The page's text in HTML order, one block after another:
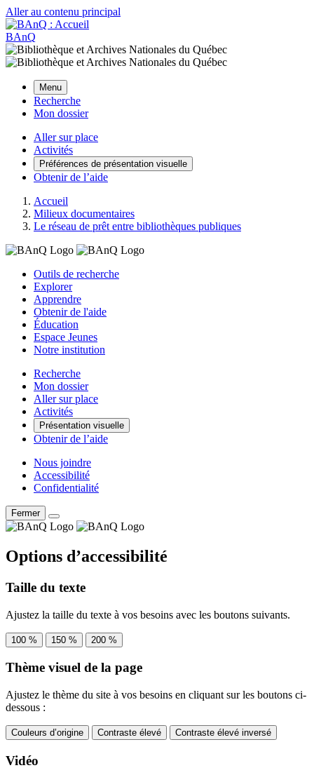
Aller au contenu principal
BAnQ
Menu
Recherche
Mon dossier
Aller sur place
Activités
Préférences de présentation visuelle
Obtenir de l’aide
Accueil
Milieux documentaires
Le réseau de prêt entre bibliothèques publiques
Outils de recherche
Explorer
Apprendre
Obtenir de l'aide
Éducation
Espace Jeunes
Notre institution
Recherche
Mon dossier
Aller sur place
Activités
Présentation visuelle
Obtenir de l’aide
Nous joindre
Accessibilité
Confidentialité
Fermer
Options d’accessibilité
Taille du texte
Ajustez la taille du texte à vos besoins avec les boutons suivants.
100 % 150 % 200 %
Thème visuel de la page
Ajustez le thème du site à vos besoins en cliquant sur les boutons ci-
dessous :
Couleurs d’origine Contraste élevé Contraste élevé inversé
Vidéo